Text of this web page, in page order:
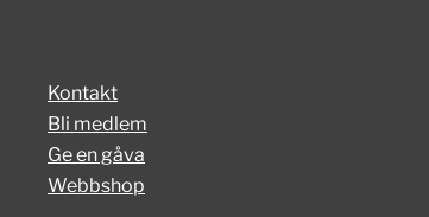
Kontakt
Bli medlem
Ge en gåva
Webbshop